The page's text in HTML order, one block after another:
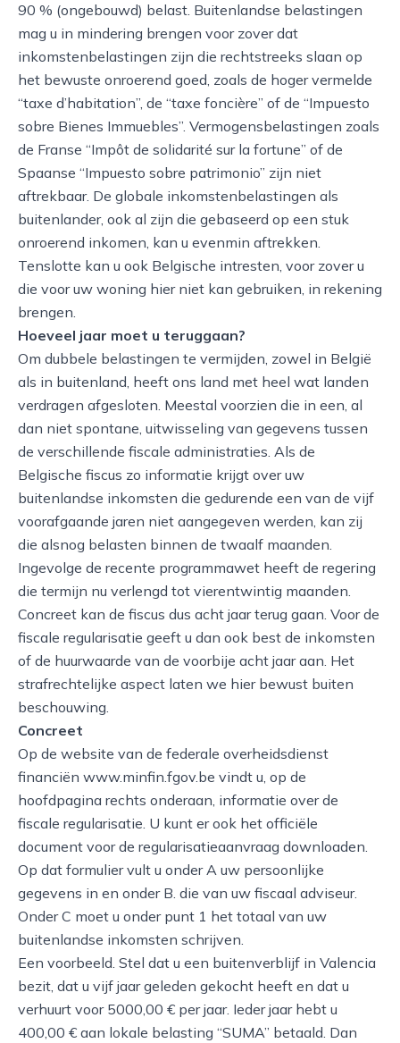
90 % (ongebouwd) belast. Buitenlandse belastingen
mag u in mindering brengen voor zover dat
inkomstenbelastingen zijn die rechtstreeks slaan op
het bewuste onroerend goed, zoals de hoger vermelde
“taxe d’habitation”, de “taxe foncière” of de “Impuesto
sobre Bienes Immuebles”. Vermogensbelastingen zoals
de Franse “Impôt de solidarité sur la fortune” of de
Spaanse “Impuesto sobre patrimonio” zijn niet
aftrekbaar. De globale inkomstenbelastingen als
buitenlander, ook al zijn die gebaseerd op een stuk
onroerend inkomen, kan u evenmin aftrekken.
Tenslotte kan u ook Belgische intresten, voor zover u
die voor uw woning hier niet kan gebruiken, in rekening
brengen.
Hoeveel jaar moet u teruggaan?
Om dubbele belastingen te vermijden, zowel in België
als in buitenland, heeft ons land met heel wat landen
verdragen afgesloten. Meestal voorzien die in een, al
dan niet spontane, uitwisseling van gegevens tussen
de verschillende fiscale administraties. Als de
Belgische fiscus zo informatie krijgt over uw
buitenlandse inkomsten die gedurende een van de vijf
voorafgaande jaren niet aangegeven werden, kan zij
die alsnog belasten binnen de twaalf maanden.
Ingevolge de recente programmawet heeft de regering
die termijn nu verlengd tot vierentwintig maanden.
Concreet kan de fiscus dus acht jaar terug gaan. Voor de
fiscale regularisatie geeft u dan ook best de inkomsten
of de huurwaarde van de voorbije acht jaar aan. Het
strafrechtelijke aspect laten we hier bewust buiten
beschouwing.
Concreet
Op de website van de federale overheidsdienst
financiën www.minfin.fgov.be vindt u, op de
hoofdpagina rechts onderaan, informatie over de
fiscale regularisatie. U kunt er ook het officiële
document voor de regularisatieaanvraag downloaden.
Op dat formulier vult u onder A uw persoonlijke
gegevens in en onder B. die van uw fiscaal adviseur.
Onder C moet u onder punt 1 het totaal van uw
buitenlandse inkomsten schrijven.
Een voorbeeld. Stel dat u een buitenverblijf in Valencia
bezit, dat u vijf jaar geleden gekocht heeft en dat u
verhuurt voor 5000,00 € per jaar. Ieder jaar hebt u
400,00 € aan lokale belasting “SUMA” betaald. Dan